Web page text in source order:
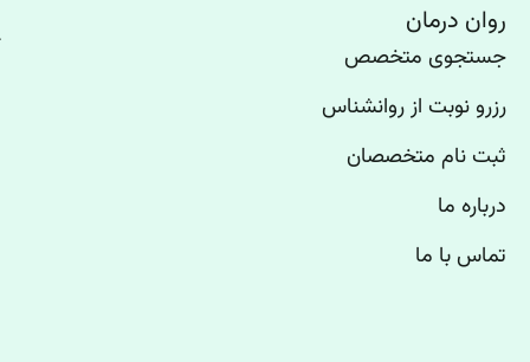
روان درمان
جستجوی متخصص
رزرو نوبت از روانشناس
ثبت نام متخصصان
درباره ما
تماس با ما